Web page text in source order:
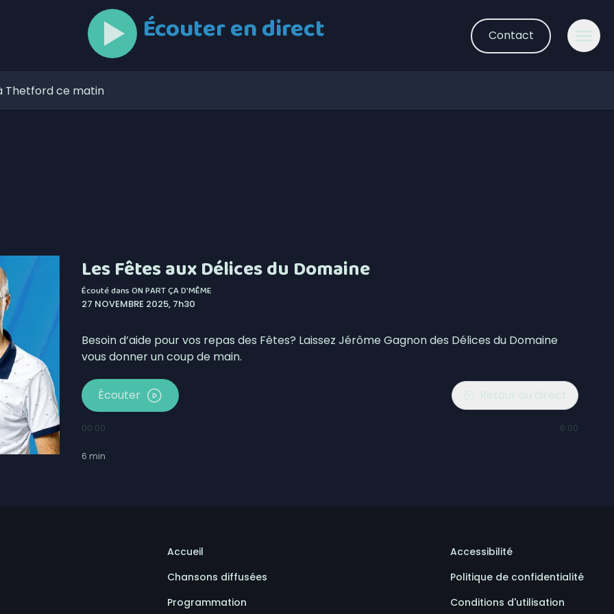
Écouter en direct Contact
Thetford ce matin
l’Unicanvas ce weekend
à Thetford au cours des prochains jours
les dépenses de Christine Fréchette
de l’Opération nationale concertée en sécurité
Frontenac au pas de campagne
de-Broughton fermée ce jeudi
Les Fêtes aux Délices du Domaine
Écouté dansON PART ÇA D'MÊME
27 NOVEMBRE 2025, 7h30
Besoin d’aide pour vos repas des Fêtes? Laissez Jérôme Gagnon des Délices du Domaine
vous donner un coup de main.
Écouter Retour au direct
00:00 6:00
6 min
Accueil
Chansons diffusées
Programmation
Accessibilité
Politique de confidentialité
Conditions d'utilisation